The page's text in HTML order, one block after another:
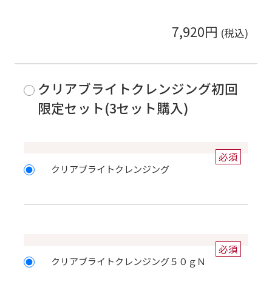
7,920円
クリアブライトクレンジング初回
限定セット(3セット購入)
必須
クリアブライトクレンジング
必須
クリアブライトクレンジング５０ｇＮ